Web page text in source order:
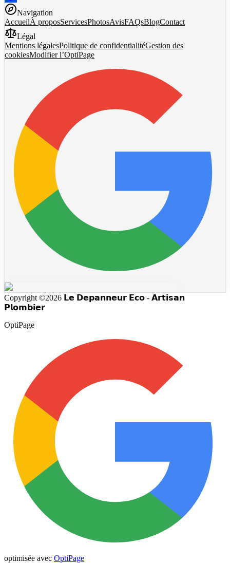
Navigation
AccueilÀ proposServicesPhotosAvisFAQsBlogContact
Légal
Mentions légalesPolitique de confidentialitéGestion des
cookiesModifier l’OptiPage
Copyright ©2026 𝗟𝗲 𝗗𝗲𝗽𝗮𝗻𝗻𝗲𝘂𝗿 𝗘𝗰𝗼 - 𝗔𝗿𝘁𝗶𝘀𝗮𝗻
𝗣𝗹𝗼𝗺𝗯𝗶𝗲𝗿
OptiPage
optimisée avec OptiPage